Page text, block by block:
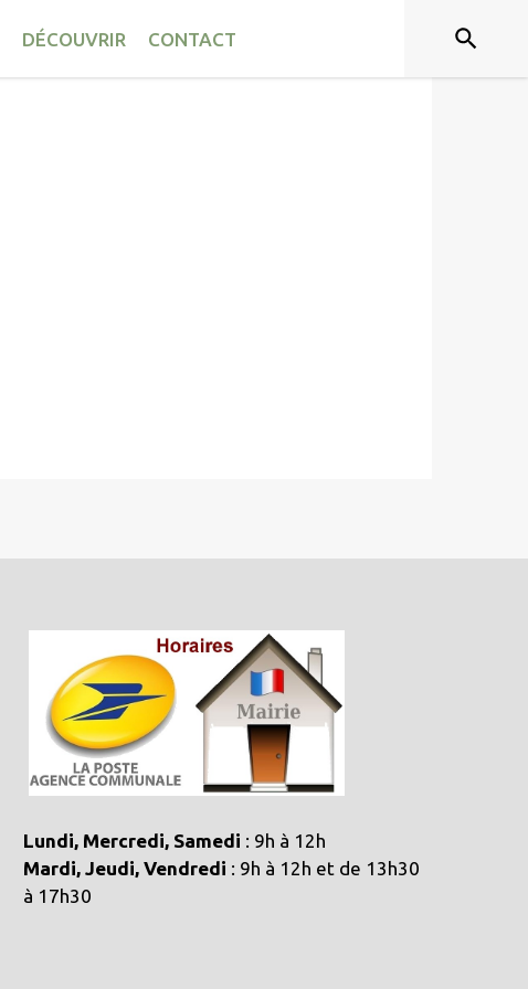
DÉCOUVRIR CONTACT
Lundi, Mercredi, Samedi : 9h à 12h
Mardi, Jeudi, Vendredi : 9h à 12h et de 13h30
à 17h30